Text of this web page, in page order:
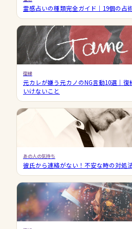
霊感占いの種類完全ガイド｜19個の占
復縁
元カレが嫌う元カノのNG言動10選｜
いけないこと
あの人の気持ち
彼氏から連絡がない！不安な時の対処